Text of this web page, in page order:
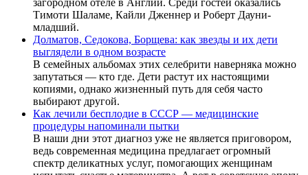
загородном отеле в Англии. Среди гостей оказались
Тимоти Шаламе, Кайли Дженнер и Роберт Дауни-
младший.
Долматов, Седокова, Борщева: как звезды и их дети
выглядели в одном возрасте
В семейных альбомах этих селебрити наверняка можно
запутаться — кто где. Дети растут их настоящими
копиями, однако жизненный путь для себя часто
выбирают другой.
Как лечили бесплодие в СССР — медицинские
процедуры напоминали пытки
В наши дни этот диагноз уже не является приговором,
ведь современная медицина предлагает огромный
спектр деликатных услуг, помогающих женщинам